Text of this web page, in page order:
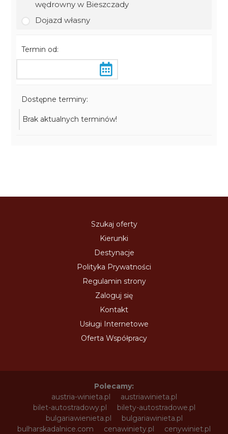
wędrowny w Bieszczady
Dojazd własny
Termin od:
Dostępne terminy:
Brak aktualnych terminów!
Szukaj oferty
Kierunki
Destynacje
Polityka Prywatności
Regulamin strony
Zaloguj się
Kontakt
Usługi Internetowe
Oferta Współpracy
Polecamy:
austria-winieta.pl
austriawinieta.pl
bilet-autostradowy.pl
bilety-autostradowe.pl
bulgariawienieta.pl
bulgariawinieta.pl
bulharskadalnice.com
cenawiniety.pl
cenywiniet.pl